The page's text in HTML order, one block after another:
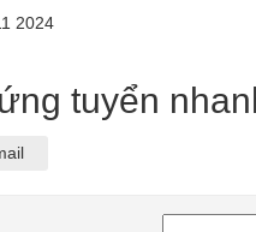
2024
tuyển